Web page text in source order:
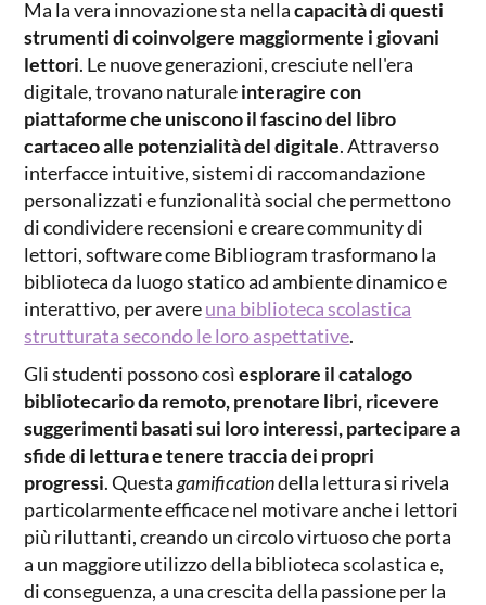
Ma la vera innovazione sta nellacapacità diquesti
strumenti di coinvolgere maggiormente i giovani
lettori. Le nuove generazioni, cresciute nell'era
digitale, trovano naturaleinteragire con
piattaforme che uniscono il fascino del libro
cartaceo alle potenzialità del digitale. Attraverso
interfacce intuitive, sistemi di raccomandazione
personalizzati e funzionalità social che permettono
di condividere recensioni e creare community di
lettori, software come Bibliogram trasformano la
biblioteca da luogo statico ad ambiente dinamico e
interattivo, per avereuna biblioteca scolastica
strutturata secondo le loro aspettative.
Gli studenti possono cosìesplorare il catalogo
bibliotecario da remoto, prenotare libri, ricevere
suggerimenti basati sui loro interessi, partecipare a
sfide di lettura e tenere traccia dei propri
progressi. Questagamificationdella lettura si rivela
particolarmente efficace nel motivare anche i lettori
più riluttanti, creando un circolo virtuoso che porta
a un maggiore utilizzo della biblioteca scolastica e,
di conseguenza, a una crescita della passione per la